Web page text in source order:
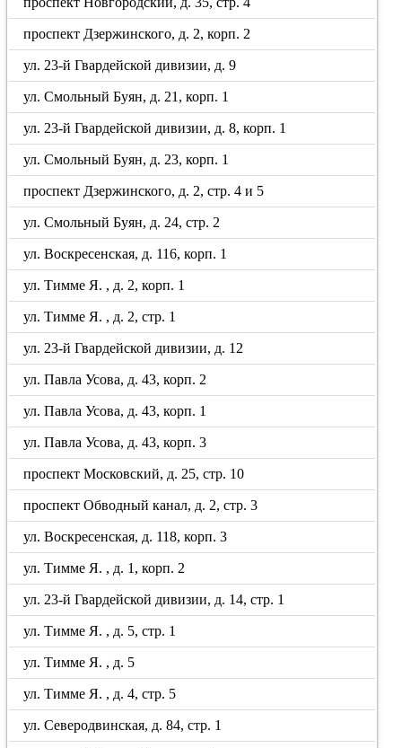
проспект Дзержинского, д. 2, корп. 2
ул. 23-й Гвардейской дивизии, д. 9
ул. Смольный Буян, д. 21, корп. 1
ул. 23-й Гвардейской дивизии, д. 8, корп. 1
ул. Смольный Буян, д. 23, корп. 1
проспект Дзержинского, д. 2, стр. 4 и 5
ул. Смольный Буян, д. 24, стр. 2
ул. Воскресенская, д. 116, корп. 1
ул. Тимме Я. , д. 2, корп. 1
ул. Тимме Я. , д. 2, стр. 1
ул. 23-й Гвардейской дивизии, д. 12
ул. Павла Усова, д. 43, корп. 2
ул. Павла Усова, д. 43, корп. 1
ул. Павла Усова, д. 43, корп. 3
проспект Московский, д. 25, стр. 10
проспект Обводный канал, д. 2, стр. 3
ул. Воскресенская, д. 118, корп. 3
ул. Тимме Я. , д. 1, корп. 2
ул. 23-й Гвардейской дивизии, д. 14, стр. 1
ул. Тимме Я. , д. 5, стр. 1
ул. Тимме Я. , д. 5
ул. Тимме Я. , д. 4, стр. 5
ул. Северодвинская, д. 84, стр. 1